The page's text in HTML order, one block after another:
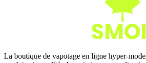
La boutique de vapotage en ligne hyper-